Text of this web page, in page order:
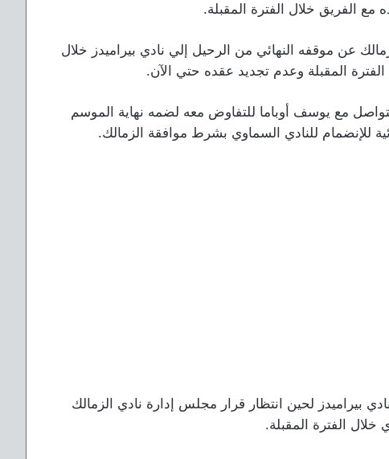
مع الفريق خلال الفترة المقبلة.
عن موقفه النهائي من الرحيل إلي نادي بيراميدز خلال
الفترة المقبلة وعدم تجديد عقده حتي الآن.
مع يوسف أوباما للتفاوض معه لضمه نهاية الموسم
للإنضمام للنادي السماوي بشرط موافقة الزمالك.
بيراميدز لحين انتظار قرار مجلس إدارة نادي الزمالك
خلال الفترة المقبلة.